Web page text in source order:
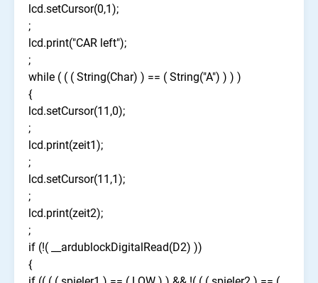
lcd.setCursor(0,1);
;
lcd.print("CAR left");
;
while ( ( ( String(Char) ) == ( String("A") ) ) )
{
lcd.setCursor(11,0);
;
lcd.print(zeit1);
;
lcd.setCursor(11,1);
;
lcd.print(zeit2);
;
if (!( __ardublockDigitalRead(D2) ))
{